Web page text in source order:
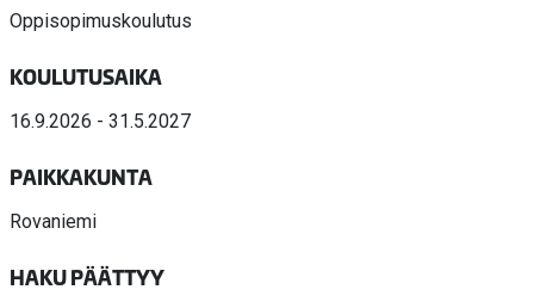
Oppisopimuskoulutus
KOULUTUSAIKA
16.9.2026 - 31.5.2027
PAIKKAKUNTA
Rovaniemi
HAKU PÄÄTTYY